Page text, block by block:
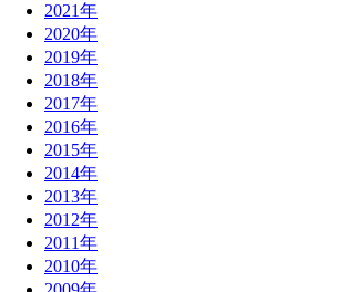
2021年
2020年
2019年
2018年
2017年
2016年
2015年
2014年
2013年
2012年
2011年
2010年